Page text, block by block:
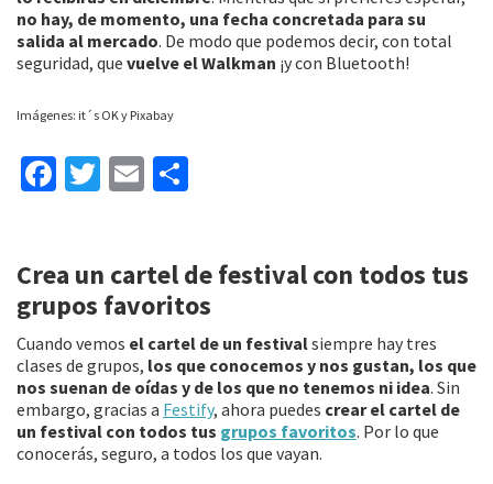
no hay, de momento, una fecha concretada para su
salida al mercado. De modo que podemos decir, con total
seguridad, que vuelve el Walkman ¡y con Bluetooth!
Imágenes: it´s OK y Pixabay
Fa
o
o
k
T
er
E
l
p
ar
tir
Crea un cartel de festival con todos tus
grupos favoritos
Cuando vemos el cartel de un festivalsiempre hay tres
clases de grupos, los que conocemos y nos gustan, los que
nos suenan de oídas y de los que no tenemos ni idea. Sin
embargo, gracias a Festify, ahora puedes crear el cartel de
un festival con todos tus grupos favoritos. Por lo que
conocerás, seguro, a todos los que vayan.